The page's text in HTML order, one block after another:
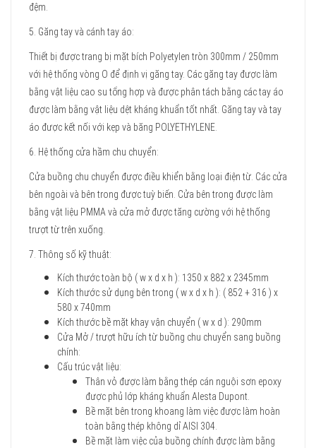
đệm.
5. Găng tay và cánh tay áo:
Thiết bị được trang bị mặt bích Polyetylen tròn 300mm / 250mm
với hệ thống vòng O để định vị găng tay. Các găng tay được làm
bằng vật liệu cao su tổng hợp và được phân tách bằng các tay áo
được làm bằng vật liệu dệt kháng khuẩn tốt nhất. Găng tay và tay
áo được kết nối với kẹp và băng POLYETHYLENE.
6. Hệ thống cửa hầm chu chuyển:
Cửa buồng chu chuyển được điều khiển bằng loại điện từ. Các cửa
bên ngoài và bên trong được tuỳ biến. Cửa bên trong được làm
bằng vật liệu PMMA và cửa mở được tăng cường với hệ thống
trượt từ trên xuống.
7. Thông số kỹ thuật:
Kích thước toàn bộ ( w x d x h ): 1350 x 882 x 2345mm
Kích thước sử dụng bên trong ( w x d x h ): ( 852 + 316 ) x
580 x 740mm
Kích thước bề mặt khay vận chuyển ( w x d ): 290mm
Cửa Mở / trượt hữu ích từ buồng chu chuyển sang buồng
chính:
Cấu trúc vật liệu:
Thân vỏ được làm bằng thép cán nguội sơn epoxy
được phủ lớp kháng khuẩn Alesta Dupont.
Bề mặt bên trong khoang làm việc được làm hoàn
toàn bằng thép không dỉ AISI 304.
Bề mặt làm việc của buồng chính được làm bằng